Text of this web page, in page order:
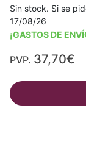
Sin stock. Si se
17/08/26
¡GASTOS DE
PVP. 37,70€